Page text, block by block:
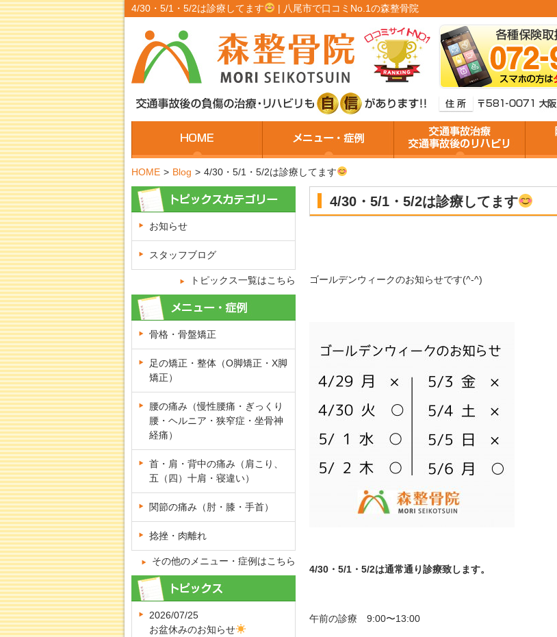
4/30・5/1・5/2は診療してます | 八尾市で口コミNo.1の森整骨院
HOME > Blog > 4/30・5/1・5/2は診療してます
4/30・5/1・5/2は診療してます
ゴールデンウィークのお知らせです(^-^)
4/30・5/1・5/2は通常通り診療致します。
午前の診療 9:00〜13:00
お知らせ
スタッフブログ
トピックス一覧はこちら
骨格・骨盤矯正
足の矯正・整体（O脚矯正・X脚
矯正）
腰の痛み（慢性腰痛・ぎっくり
腰・ヘルニア・狭窄症・坐骨神
経痛）
首・肩・背中の痛み（肩こり、
五（四）十肩・寝違い）
関節の痛み（肘・膝・手首）
捻挫・肉離れ
その他のメニュー・症例はこちら
2026/07/25
お盆休みのお知らせ